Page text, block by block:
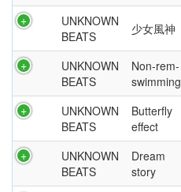
UNKNOWN
BEATS
少女風神
UNKNOWN
BEATS
Non-rem-
swimming
UNKNOWN
BEATS
Butterfly
effect
UNKNOWN
BEATS
Dream
story